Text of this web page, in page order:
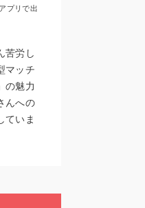
プリで出
苦労し
マッチ
の魅力
んへの
ていま